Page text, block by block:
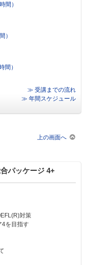
間）
）
間）
≫ 受講までの流れ
≫ 年間スケジュール
上の画面へ
パッケージ 4+
対策
4を目指す